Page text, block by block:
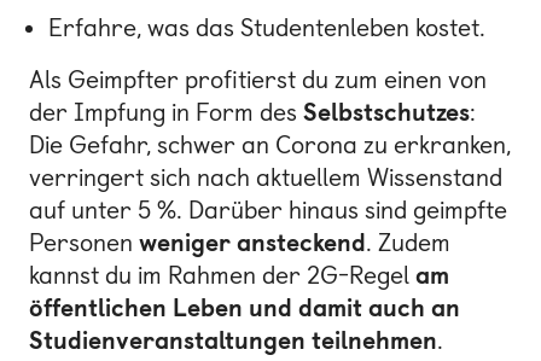
Erfahre, was das Studentenleben kostet.
Als Geimpfter profitierst du zum einen von
der Impfung in Form des Selbstschutzes:
Die Gefahr, schwer an Corona zu erkranken,
verringert sich nach aktuellem Wissenstand
auf unter 5 %. Darüber hinaus sind geimpfte
Personen weniger ansteckend. Zudem
kannst du im Rahmen der 2G-Regel am
öffentlichen Leben und damit auch an
Studienveranstaltungen teilnehmen.